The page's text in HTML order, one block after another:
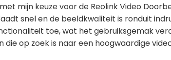
mijn keuze voor de Reolink Video
snel en de beeldkwaliteit is ronduit
toe, wat het gebruiksgemak
op zoek is naar een hoogwaardige